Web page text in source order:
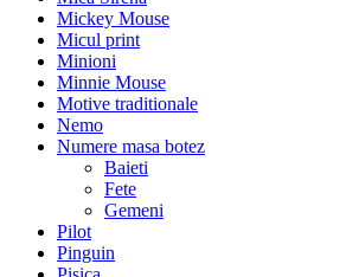
Mickey Mouse
Micul print
Minioni
Minnie Mouse
Motive traditionale
Nemo
Numere masa botez
Baieti
Fete
Gemeni
Pilot
Pinguin